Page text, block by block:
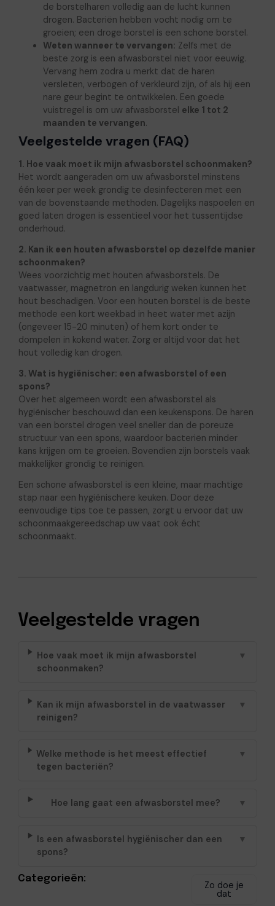
de borstelharen volledig aan de lucht kunnen
drogen. Bacteriën hebben vocht nodig om te
groeien; een droge borstel is een schone borstel.
Weten wanneer te vervangen: Zelfs met de
beste zorg is een afwasborstel niet voor eeuwig.
Vervang hem zodra u merkt dat de haren
versleten, verbogen of verkleurd zijn, of als hij een
nare geur begint te ontwikkelen. Een goede
vuistregel is om uw afwasborstel elke 1 tot 2
maanden te vervangen.
Veelgestelde vragen (FAQ)
1. Hoe vaak moet ik mijn afwasborstel schoonmaken?
Het wordt aangeraden om uw afwasborstel minstens
één keer per week grondig te desinfecteren met een
van de bovenstaande methoden. Dagelijks naspoelen en
goed laten drogen is essentieel voor het tussentijdse
onderhoud.
2. Kan ik een houten afwasborstel op dezelfde manier
schoonmaken?
Wees voorzichtig met houten afwasborstels. De
vaatwasser, magnetron en langdurig weken kunnen het
hout beschadigen. Voor een houten borstel is de beste
methode een kort weekbad in heet water met azijn
(ongeveer 15-20 minuten) of hem kort onder te
dompelen in kokend water. Zorg er altijd voor dat het
hout volledig kan drogen.
3. Wat is hygiënischer: een afwasborstel of een
spons?
Over het algemeen wordt een afwasborstel als
hygiënischer beschouwd dan een keukenspons. De haren
van een borstel drogen veel sneller dan de poreuze
structuur van een spons, waardoor bacteriën minder
kans krijgen om te groeien. Bovendien zijn borstels vaak
makkelijker grondig te reinigen.
Een schone afwasborstel is een kleine, maar machtige
stap naar een hygiënischere keuken. Door deze
eenvoudige tips toe te passen, zorgt u ervoor dat uw
schoonmaakgereedschap uw vaat ook écht
schoonmaakt.
Veelgestelde vragen
Hoe vaak moet ik mijn afwasborstel
schoonmaken?
▼
Kan ik mijn afwasborstel in de vaatwasser
reinigen?
▼
Welke methode is het meest effectief
tegen bacteriën?
▼
Hoe lang gaat een afwasborstel mee? ▼
Is een afwasborstel hygiënischer dan een
spons?
▼
Categorieën:
Zo doe je
dat